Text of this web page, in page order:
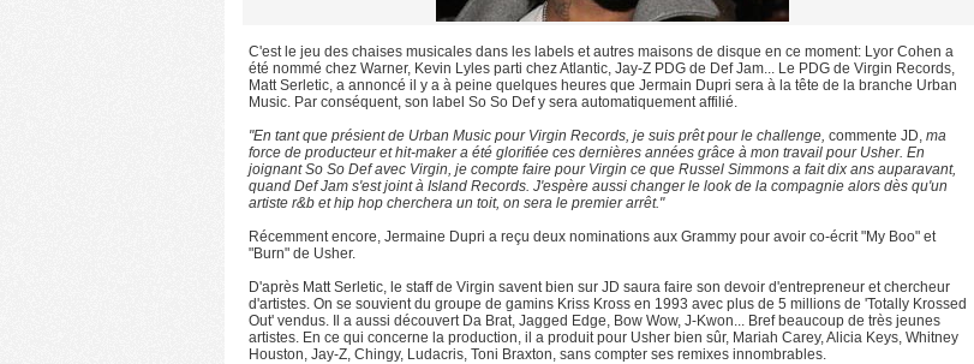
C'est le jeu des chaises musicales dans les labels et autres maisons de disque en ce moment: Lyor Cohen a
été nommé chez Warner, Kevin Lyles parti chez Atlantic, Jay-Z PDG de Def Jam... Le PDG de Virgin Records,
Matt Serletic, a annoncé il y a à peine quelques heures que Jermain Dupri sera à la tête de la branche Urban
Music. Par conséquent, son label So So Def y sera automatiquement affilié.
"En tant que présient de Urban Music pour Virgin Records, je suis prêt pour le challenge, commente JD, ma
force de producteur et hit-maker a été glorifiée ces dernières années grâce à mon travail pour Usher. En
joignant So So Def avec Virgin, je compte faire pour Virgin ce que Russel Simmons a fait dix ans auparavant,
quand Def Jam s'est joint à Island Records. J'espère aussi changer le look de la compagnie alors dès qu'un
artiste r&b et hip hop cherchera un toit, on sera le premier arrêt."
Récemment encore, Jermaine Dupri a reçu deux nominations aux Grammy pour avoir co-écrit "My Boo" et
"Burn" de Usher.
D'après Matt Serletic, le staff de Virgin savent bien sur JD saura faire son devoir d'entrepreneur et chercheur
d'artistes. On se souvient du groupe de gamins Kriss Kross en 1993 avec plus de 5 millions de 'Totally Krossed
Out' vendus. Il a aussi découvert Da Brat, Jagged Edge, Bow Wow, J-Kwon... Bref beaucoup de très jeunes
artistes. En ce qui concerne la production, il a produit pour Usher bien sûr, Mariah Carey, Alicia Keys, Whitney
Houston, Jay-Z, Chingy, Ludacris, Toni Braxton, sans compter ses remixes innombrables.